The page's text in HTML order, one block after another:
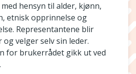
hensyn til alder, kjønn,
etnisk opprinnelse og
Representantene blir
velger selv sin leder.
for brukerrådet gikk ut ved